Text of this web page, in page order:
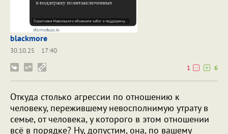
blackmore
30.10.25
17:40
1
6
Откуда столько агрессии по отношению к
человеку, пережившему невосполнимую утрату в
семье, от человека, у которого в этом отношении
всё в порядке? Ну, допустим, она, по вашему